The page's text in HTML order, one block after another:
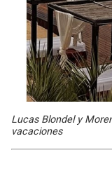
Lucas Blondel y
vacaciones